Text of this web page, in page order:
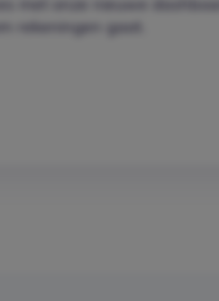
met onze nieuwe
rekeningen gaat.